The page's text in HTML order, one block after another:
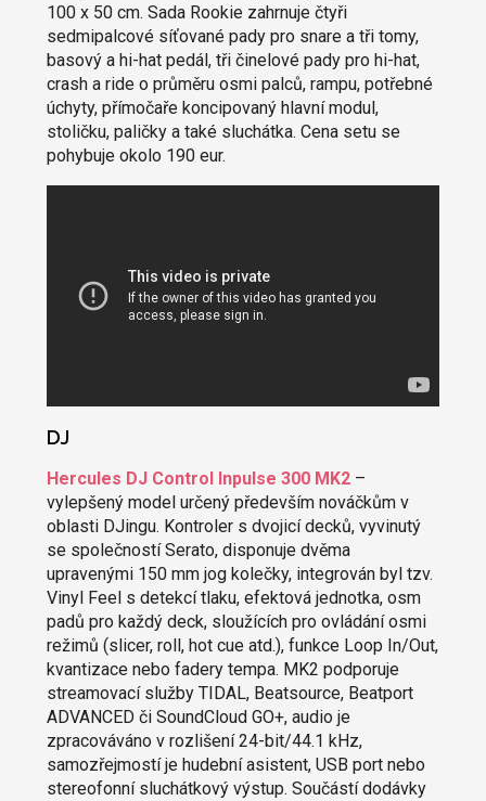
100 x 50 cm. Sada Rookie zahrnuje čtyři
sedmipalcové síťované pady pro snare a tři tomy,
basový a hi-hat pedál, tři činelové pady pro hi-hat,
crash a ride o průměru osmi palců, rampu, potřebné
úchyty, přímočaře koncipovaný hlavní modul,
stoličku, paličky a také sluchátka. Cena setu se
pohybuje okolo 190 eur.
DJ
Hercules DJ Control Inpulse 300 MK2–
vylepšený model určený především nováčkům v
oblasti DJingu. Kontroler s dvojicí decků, vyvinutý
se společností Serato, disponuje dvěma
upravenými 150 mm jog kolečky, integrován byl tzv.
Vinyl Feel s detekcí tlaku, efektová jednotka, osm
padů pro každý deck, sloužících pro ovládání osmi
režimů (slicer, roll, hot cue atd.), funkce Loop In/Out,
kvantizace nebo fadery tempa. MK2 podporuje
streamovací služby TIDAL, Beatsource, Beatport
ADVANCED či SoundCloud GO+, audio je
zpracováváno v rozlišení 24-bit/44.1 kHz,
samozřejmostí je hudební asistent, USB port nebo
stereofonní sluchátkový výstup. Součástí dodávky